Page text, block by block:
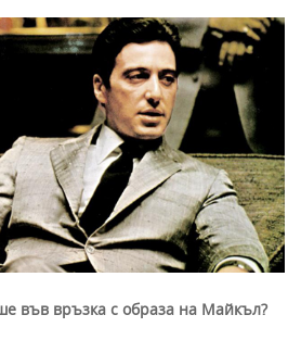
във връзка с образа на Майкъл?